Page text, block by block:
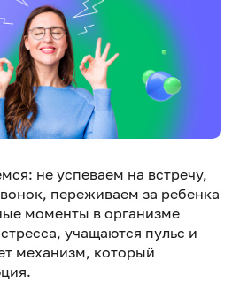
не успеваем на встречу,
переживаем за ребенка
моменты в организме
учащаются пульс и
механизм, который